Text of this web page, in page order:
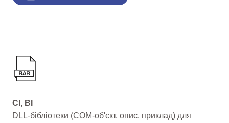
CI, BI
DLL-бібліотеки (COM-об'єкт, опис, приклад) для